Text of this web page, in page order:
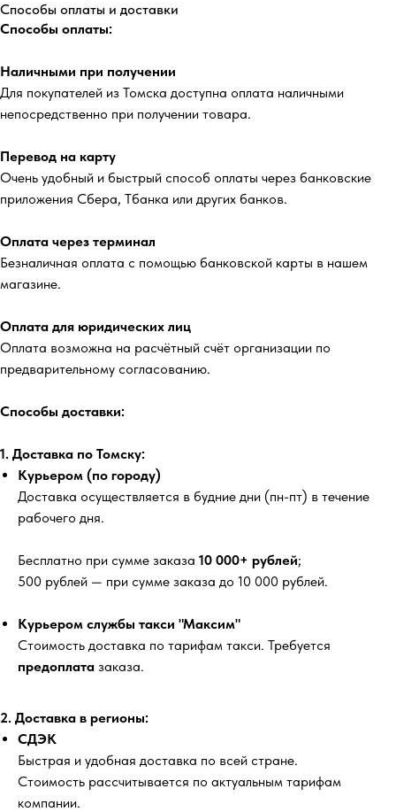
Способы оплаты и доставки
Способы оплаты:
Наличными при получении
Для покупателей из Томска доступна оплата наличными
непосредственно при получении товара.
Перевод на карту
Очень удобный и быстрый способ оплаты через банковские
приложения Сбера, Тбанка или других банков.
Оплата через терминал
Безналичная оплата с помощью банковской карты в нашем
магазине.
Оплата для юридических лиц
Оплата возможна на расчётный счёт организации по
предварительному согласованию.
Способы доставки:
1. Доставка по Томску:
Курьером (по городу)
Доставка осуществляется в будние дни (пн-пт) в течение
рабочего дня.
Бесплатно при сумме заказа 10 000+ рублей;
500 рублей — при сумме заказа до 10 000 рублей.
Курьером службы такси "Максим"
Стоимость доставка по тарифам такси. Требуется
предоплата заказа.
2. Доставка в регионы:
СДЭК
Быстрая и удобная доставка по всей стране.
Стоимость рассчитывается по актуальным тарифам
компании.